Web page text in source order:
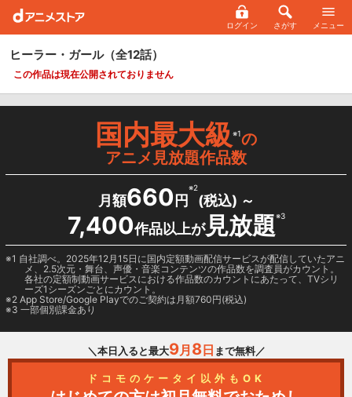
ログイン さがす メニュー
ヒーラー・ガール（全12話）
この作品は現在公開されておりません
国内最大級※1の
アニメ見放題作品数
月額660 円
※2
(税込) ～
7,400作品以上が見放題※3
1 自社調べ。2025年12月15日に国内定額動画配信サービスが配信していたアニ
メ、2.5次元・舞台、声優・音楽コンテンツの作品数を調査員がカウント。
各社の定額制動画サービスにおける作品数のカウントにあたって、TVシリ
ーズ1シーズンごとにカウント。
2 App Store/Google Playでのご契約は月額760円(税込)
3 一部個別課金あり
＼本日入ると最大9月 8日 まで無料／
ドコモのケータイ以外もOK